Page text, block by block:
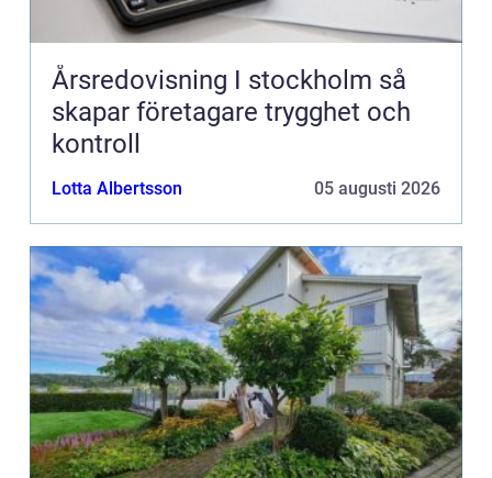
Årsredovisning I stockholm så
skapar företagare trygghet och
kontroll
Lotta Albertsson 05 augusti 2026